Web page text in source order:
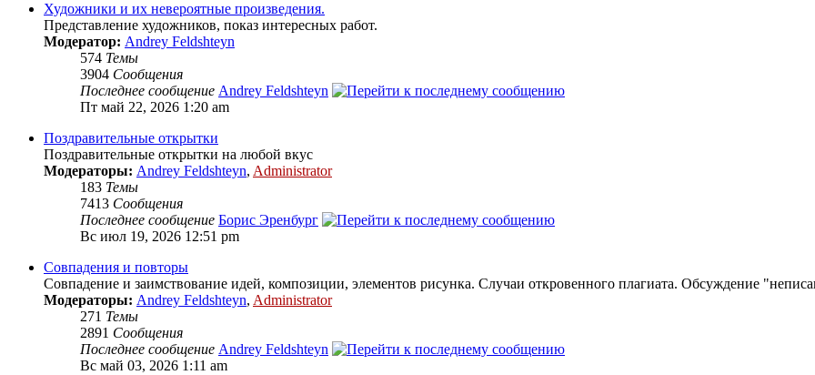
Художники и их невероятные произведения.
Представление художников, показ интересных работ.
Модератор: Andrey Feldshteyn
574 Темы
3904 Сообщения
Последнее сообщение Andrey Feldshteyn
Пт май 22, 2026 1:20 am
Поздравительные открытки
Поздравительные открытки на любой вкус
Модераторы: Andrey Feldshteyn, Administrator
183 Темы
7413 Сообщения
Последнее сообщение Борис Эренбург
Вс июл 19, 2026 12:51 pm
Совпадения и повторы
Совпадение и заимствование идей, композиции, элементов рисунка. Случаи откровенного плагиата. Обсуждение
Модераторы: Andrey Feldshteyn, Administrator
271 Темы
2891 Сообщения
Последнее сообщение Andrey Feldshteyn
Вс май 03, 2026 1:11 am